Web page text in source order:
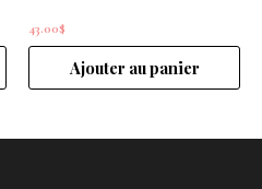
43.00$
Ajouter au panier